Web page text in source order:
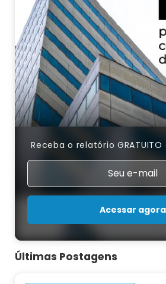
Receba o relatório
Acessar agora
Últimas Postagens